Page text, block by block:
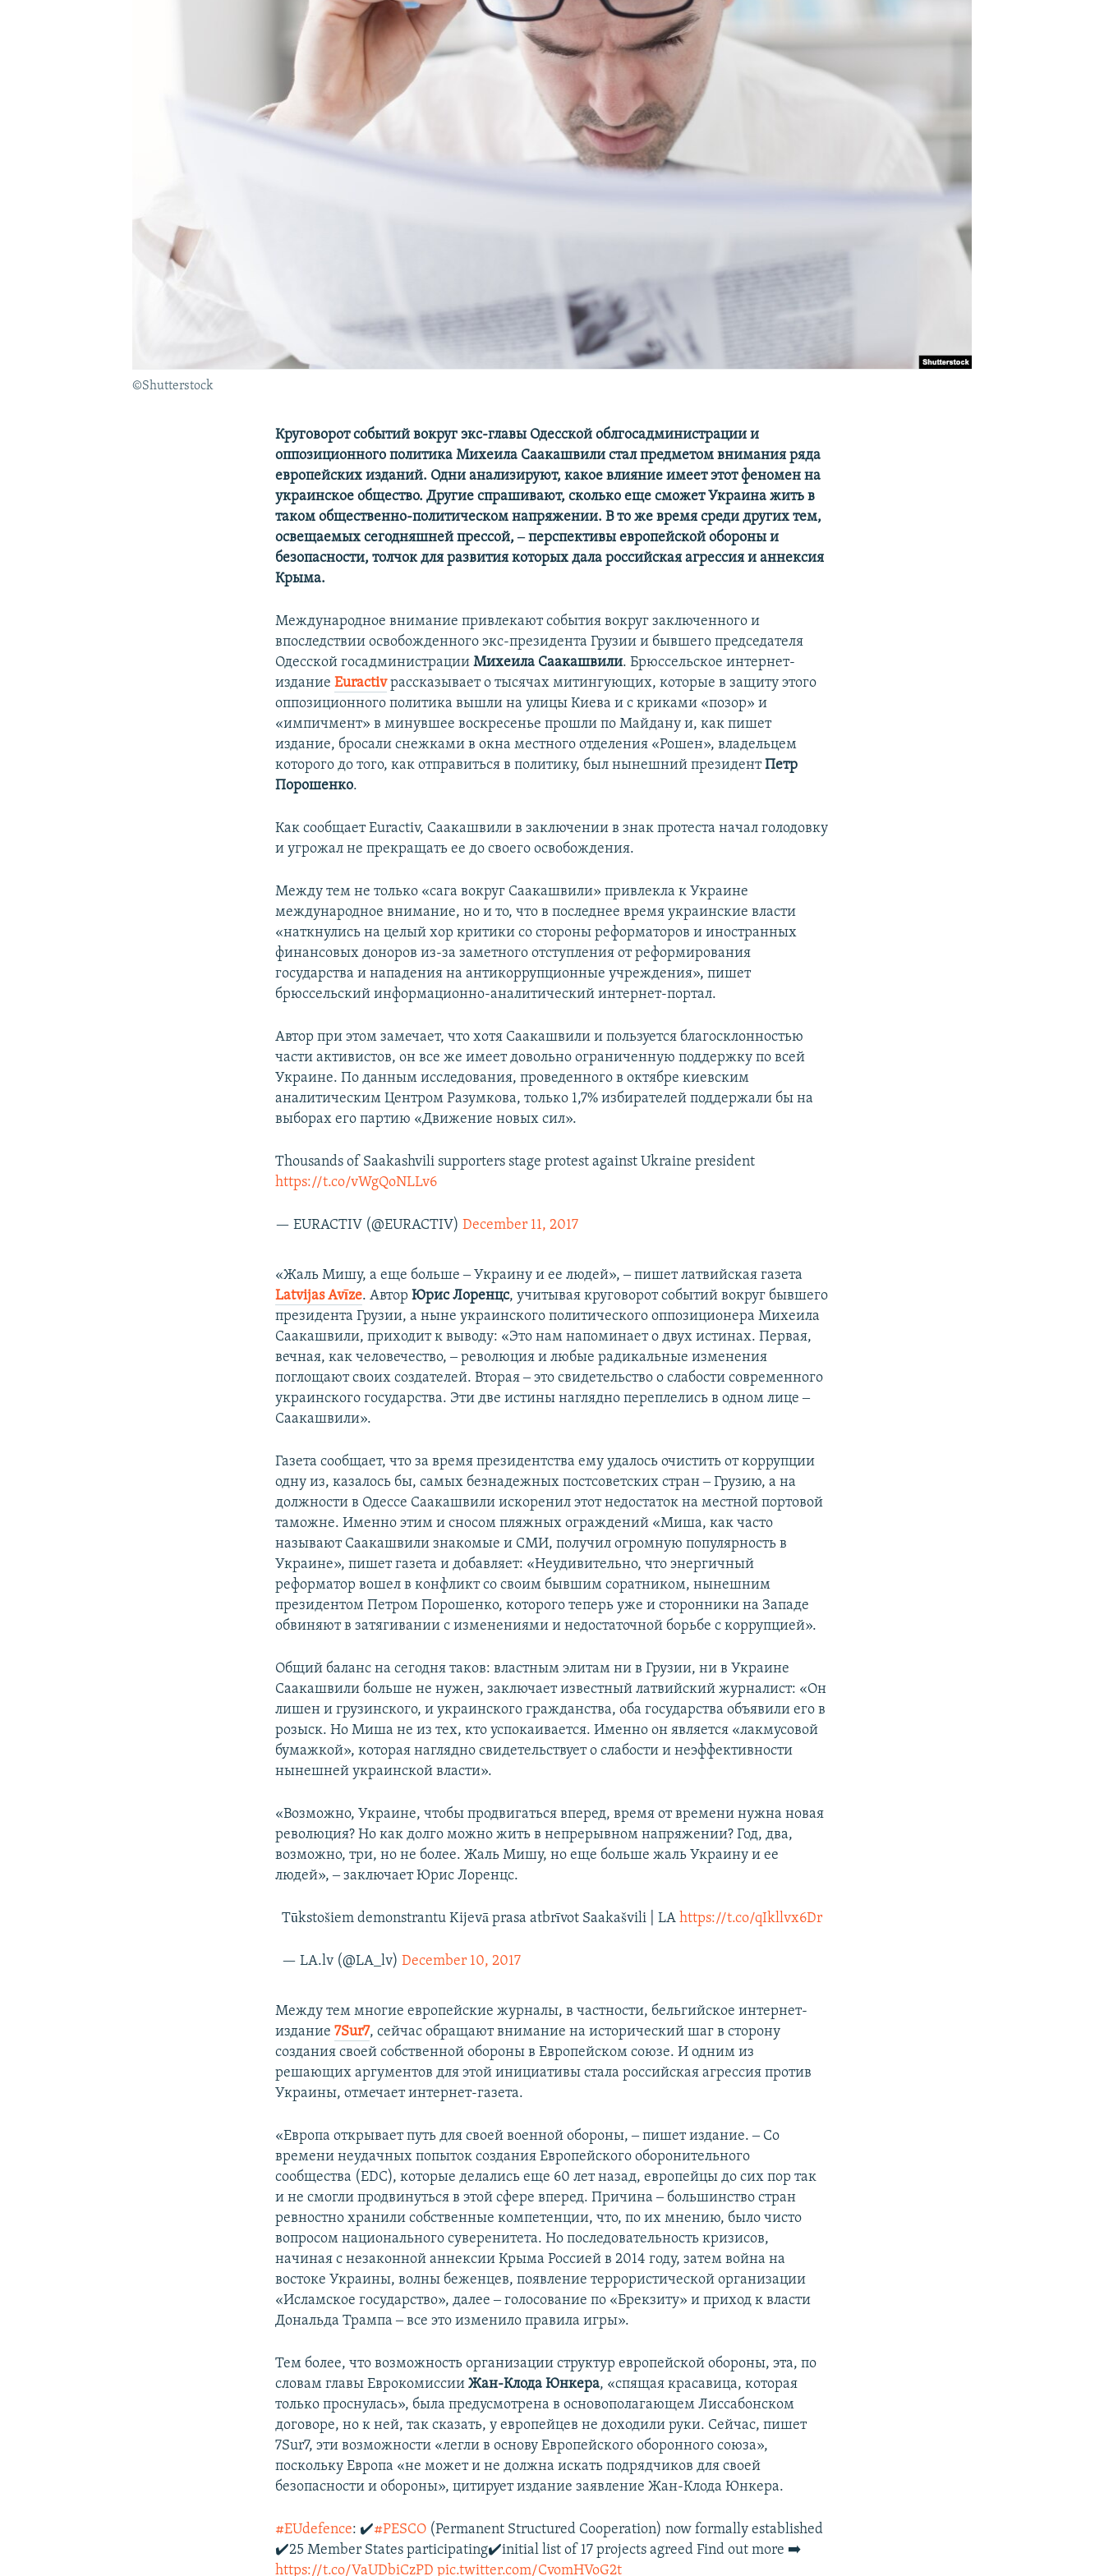
©Shutterstock
Круговорот событий вокруг экс-главы Одесской облгосадминистрации и
оппозиционного политика Михеила Саакашвили стал предметом внимания ряда
европейских изданий. Одни анализируют, какое влияние имеет этот феномен на
украинское общество. Другие спрашивают, сколько еще сможет Украина жить в
таком общественно-политическом напряжении. В то же время среди других тем,
освещаемых сегодняшней прессой, ‒ перспективы европейской обороны и
безопасности, толчок для развития которых дала российская агрессия и аннексия
Крыма.
Международное внимание привлекают события вокруг заключенного и
впоследствии освобожденного экс-президента Грузии и бывшего председателя
Одесской госадминистрацииМихеила Саакашвили. Брюссельское интернет-
изданиеEuractivрассказывает о тысячах митингующих, которые в защиту этого
оппозиционного политика вышли на улицы Киева и с криками «позор» и
«импичмент» в минувшее воскресенье прошли по Майдану и, как пишет
издание, бросали снежками в окна местного отделения «Рошен», владельцем
которого до того, как отправиться в политику, был нынешний президентПетр
Порошенко.
Как сообщает Euractiv, Саакашвили в заключении в знак протеста начал голодовку
и угрожал не прекращать ее до своего освобождения.
Между тем не только «сага вокруг Саакашвили» привлекла к Украине
международное внимание, но и то, что в последнее время украинские власти
«наткнулись на целый хор критики со стороны реформаторов и иностранных
финансовых доноров из-за заметного отступления от реформирования
государства и нападения на антикоррупционные учреждения», пишет
брюссельский информационно-аналитический интернет-портал.
Автор при этом замечает, что хотя Саакашвили и пользуется благосклонностью
части активистов, он все же имеет довольно ограниченную поддержку по всей
Украине. По данным исследования, проведенного в октябре киевским
аналитическим Центром Разумкова, только 1,7% избирателей поддержали бы на
выборах его партию «Движение новых сил».
Thousands of Saakashvili supporters stage protest against Ukraine president
https://t.co/vWgQoNLLv6
— EURACTIV (@EURACTIV)December 11, 2017
«Жаль Мишу, а еще больше ‒ Украину и ее людей», ‒ пишет латвийская газета
Latvijas Avīze. АвторЮрис Лоренцс, учитывая круговорот событий вокруг бывшего
президента Грузии, а ныне украинского политического оппозиционера Михеила
Саакашвили, приходит к выводу: «Это нам напоминает о двух истинах. Первая,
вечная, как человечество, ‒ революция и любые радикальные изменения
поглощают своих создателей. Вторая ‒ это свидетельство о слабости современного
украинского государства. Эти две истины наглядно переплелись в одном лице ‒
Саакашвили».
Газета сообщает, что за время президентства ему удалось очистить от коррупции
одну из, казалось бы, самых безнадежных постсоветских стран ‒ Грузию, а на
должности в Одессе Саакашвили искоренил этот недостаток на местной портовой
таможне. Именно этим и сносом пляжных ограждений «Миша, как часто
называют Саакашвили знакомые и СМИ, получил огромную популярность в
Украине», пишет газета и добавляет: «Неудивительно, что энергичный
реформатор вошел в конфликт со своим бывшим соратником, нынешним
президентом Петром Порошенко, которого теперь уже и сторонники на Западе
обвиняют в затягивании с изменениями и недостаточной борьбе с коррупцией».
Общий баланс на сегодня таков: властным элитам ни в Грузии, ни в Украине
Саакашвили больше не нужен, заключает известный латвийский журналист: «Он
лишен и грузинского, и украинского гражданства, оба государства объявили его в
розыск. Но Миша не из тех, кто успокаивается. Именно он является «лакмусовой
бумажкой», которая наглядно свидетельствует о слабости и неэффективности
нынешней украинской власти».
«Возможно, Украине, чтобы продвигаться вперед, время от времени нужна новая
революция? Но как долго можно жить в непрерывном напряжении? Год, два,
возможно, три, но не более. Жаль Мишу, но еще больше жаль Украину и ее
людей», ‒ заключает Юрис Лоренцс.
Tūkstošiem demonstrantu Kijevā prasa atbrīvot Saakašvili | LA https://t.co/qIkllvx6Dr
— LA.lv (@LA_lv) December 10, 2017
Между тем многие европейские журналы, в частности, бельгийское интернет-
издание7Sur7, сейчас обращают внимание на исторический шаг в сторону
создания своей собственной обороны в Европейском союзе. И одним из
решающих аргументов для этой инициативы стала российская агрессия против
Украины, отмечает интернет-газета.
«Европа открывает путь для своей военной обороны, ‒ пишет издание. ‒ Со
времени неудачных попыток создания Европейского оборонительного
сообщества (EDC), которые делались еще 60 лет назад, европейцы до сих пор так
и не смогли продвинуться в этой сфере вперед. Причина ‒ большинство стран
ревностно хранили собственные компетенции, что, по их мнению, было чисто
вопросом национального суверенитета. Но последовательность кризисов,
начиная с незаконной аннексии Крыма Россией в 2014 году, затем война на
востоке Украины, волны беженцев, появление террористической организации
«Исламское государство», далее ‒ голосование по «Брекзиту» и приход к власти
Дональда Трампа ‒ все это изменило правила игры».
Тем более, что возможность организации структур европейской обороны, эта, по
словам главы ЕврокомиссииЖан-Клода Юнкера, «спящая красавица, которая
только проснулась», была предусмотрена в основополагающем Лиссабонском
договоре, но к ней, так сказать, у европейцев не доходили руки. Сейчас, пишет
7Sur7, эти возможности «легли в основу Европейского оборонного союза»,
поскольку Европа «не может и не должна искать подрядчиков для своей
безопасности и обороны», цитирует издание заявление Жан-Клода Юнкера.
#EUdefence: ✔️#PESCO (Permanent Structured Cooperation) now formally established
✔️25 Member States participating✔️initial list of 17 projects agreed Find out more ➡️
https://t.co/VaUDbiCzPD pic.twitter.com/CvomHVoG2t